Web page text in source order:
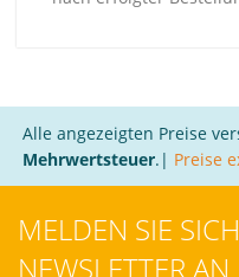
Alle angezeigten Preise
Mehrwertsteuer.| Preise
MELDEN SIE
NEWSLETTER AN